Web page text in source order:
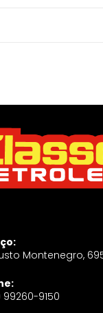
Montenegro,
99260-9150